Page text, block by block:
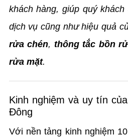
khách hàng, giúp quý
dịch vụ cũng như hiệu quả
rửa chén, thông tắc bồn
rửa mặt.
Kinh nghiệm và uy tín
Đông
Với nền tảng kinh nghiệm